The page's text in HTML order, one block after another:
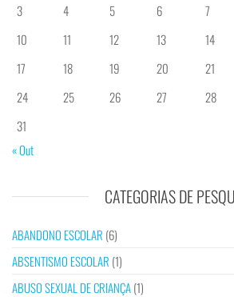
3
4 5 6 7
10
11 12 13 14
17
18 19 20 21
24
25 26 27 28
31
« Out
CATEGORIAS DE
ABANDONO ESCOLAR (6)
ABSENTISMO ESCOLAR (1)
ABUSO SEXUAL DE CRIANÇA(1)